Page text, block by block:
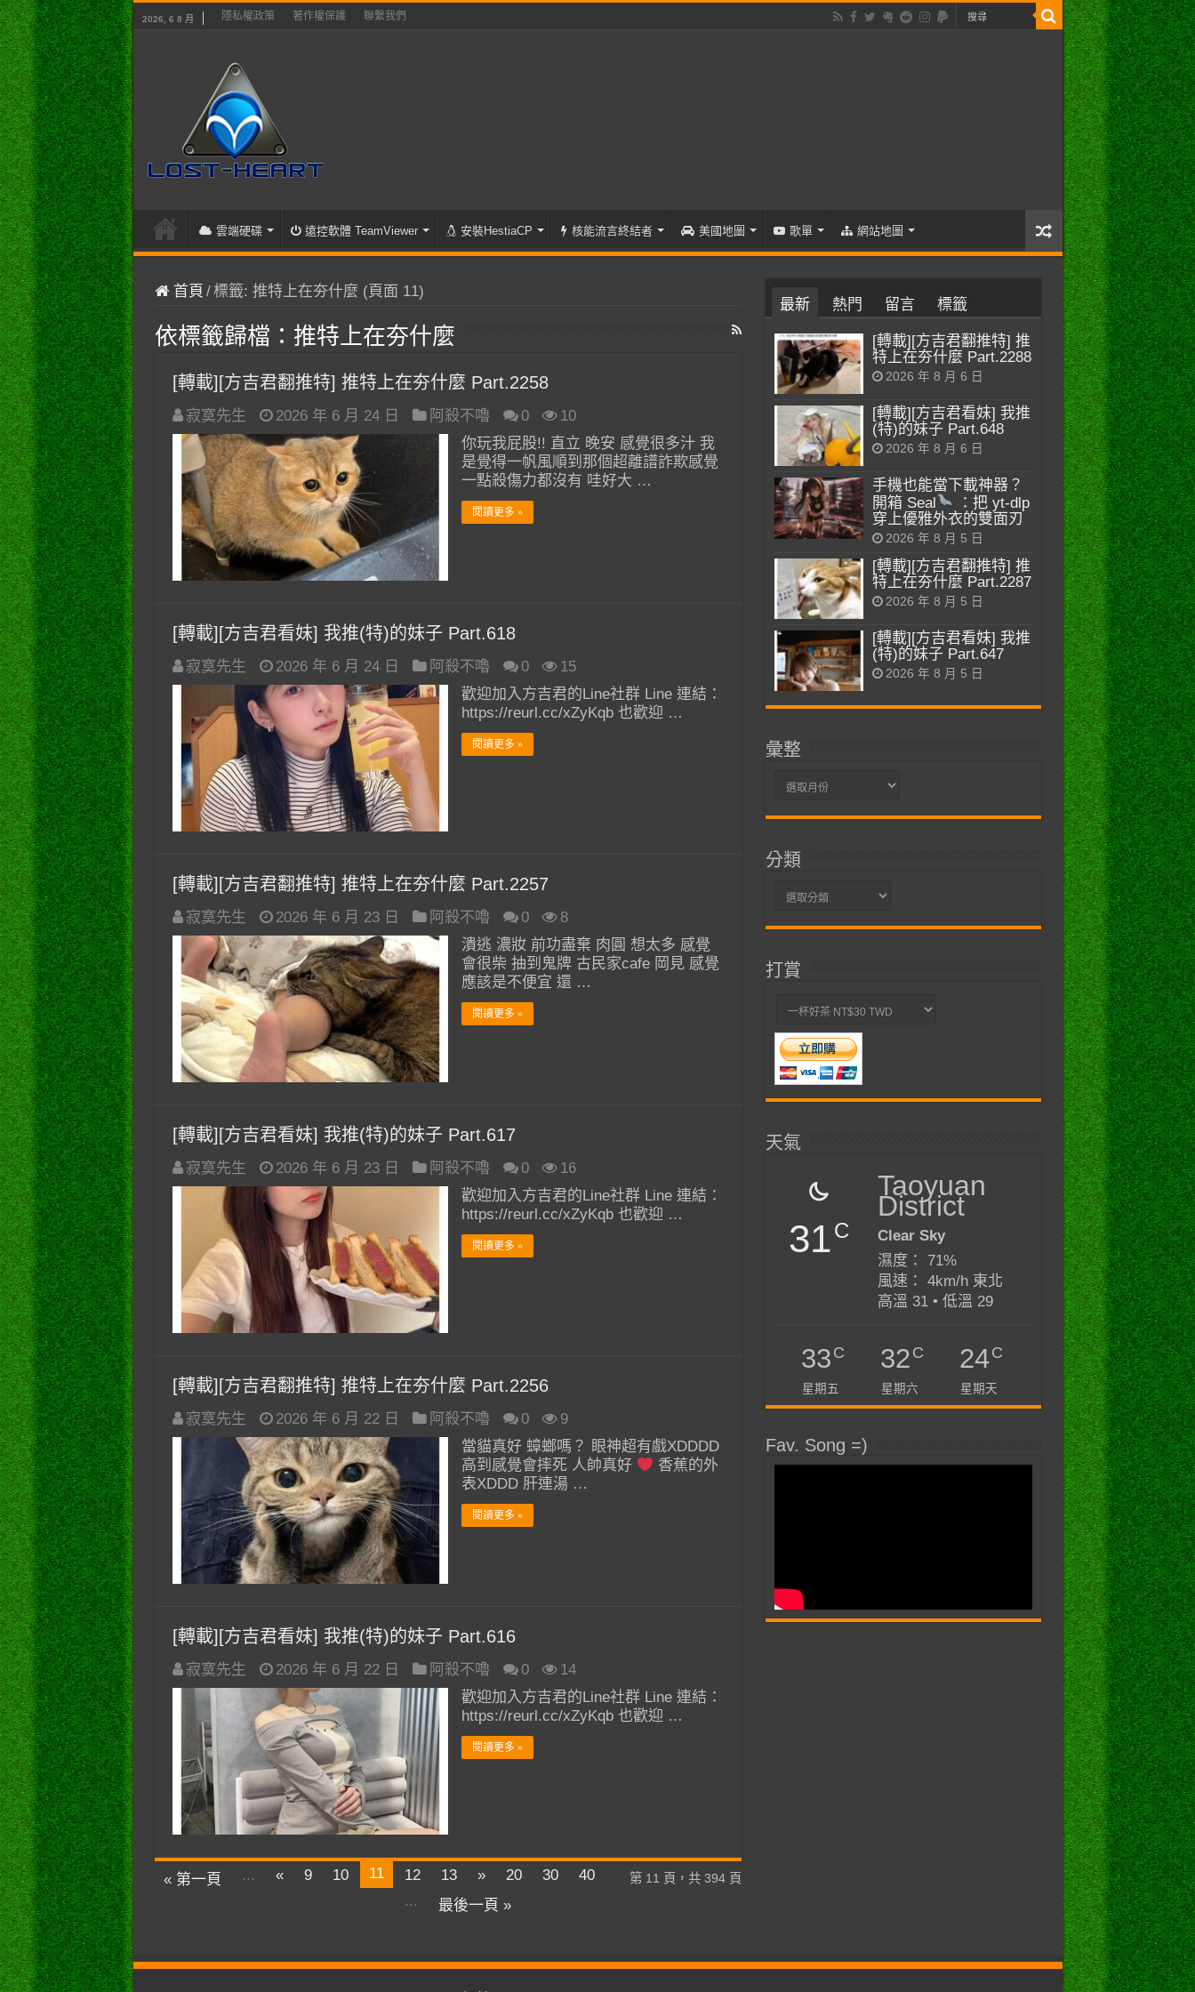
2026, 6 8 月 隱私權政策 著作權保護 聯繫我們
雲端硬碟 遠控軟體 TeamViewer 安裝HestiaCP 核能流言終結者 美國地圖 歌單 網站地圖
首頁 /標籤: 推特上在夯什麼 (頁面 11)
依標籤歸檔： 推特上在夯什麼
[轉載][方吉君翻推特] 推特上在夯什麼 Part.2258
寂寞先生 2026 年 6 月 24 日 阿殺不嚕 0
10
你玩我屁股!! 直立 晚安 感覺很多汁 我
是覺得一帆風順到那個超離譜詐欺感覺
一點殺傷力都沒有 哇好大 …
閱讀更多 »
[轉載][方吉君看妹] 我推(特)的妹子 Part.618
寂寞先生 2026 年 6 月 24 日 阿殺不嚕 0
15
歡迎加入方吉君的Line社群 Line 連結：
https://reurl.cc/xZyKqb 也歡迎 …
閱讀更多 »
[轉載][方吉君翻推特] 推特上在夯什麼 Part.2257
寂寞先生 2026 年 6 月 23 日 阿殺不嚕 0
8
潰逃 濃妝 前功盡棄 肉圓 想太多 感覺
會很柴 抽到鬼牌 古民家cafe 岡見 感覺
應該是不便宜 還 …
閱讀更多 »
[轉載][方吉君看妹] 我推(特)的妹子 Part.617
寂寞先生 2026 年 6 月 23 日 阿殺不嚕 0
16
歡迎加入方吉君的Line社群 Line 連結：
https://reurl.cc/xZyKqb 也歡迎 …
閱讀更多 »
[轉載][方吉君翻推特] 推特上在夯什麼 Part.2256
寂寞先生 2026 年 6 月 22 日 阿殺不嚕 0
9
當貓真好 蟑螂嗎？ 眼神超有戲XDDDD
高到感覺會摔死 人帥真好
香蕉的外
表XDDD 肝連湯 …
閱讀更多 »
[轉載][方吉君看妹] 我推(特)的妹子 Part.616
寂寞先生 2026 年 6 月 22 日 阿殺不嚕 0
14
歡迎加入方吉君的Line社群 Line 連結：
https://reurl.cc/xZyKqb 也歡迎 …
閱讀更多 »
第 11 頁，共 394 頁
« 第一頁 ... « 9 10 11 12 13 » 20 30
40
...
最後一頁 »
最新 熱門 留言 標籤
[轉載][方吉君翻推特] 推
特上在夯什麼 Part.2288
2026 年 8 月 6 日
[轉載][方吉君看妹] 我推
(特)的妹子 Part.648
2026 年 8 月 6 日
手機也能當下載神器？
開箱 Seal
：把 yt-dlp
穿上優雅外衣的雙面刃
2026 年 8 月 5 日
[轉載][方吉君翻推特] 推
特上在夯什麼 Part.2287
2026 年 8 月 5 日
[轉載][方吉君看妹] 我推
(特)的妹子 Part.647
2026 年 8 月 5 日
彙整
彙
分類
分
打賞
天氣
31C
Taoyuan
District
Clear Sky
濕度： 71%
風速： 4km/h 東北
高溫 31 • 低溫 29
33C
星期五
32C
星期六
24C
星期天
Fav. Song =)